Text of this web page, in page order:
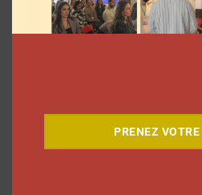
PRENEZ